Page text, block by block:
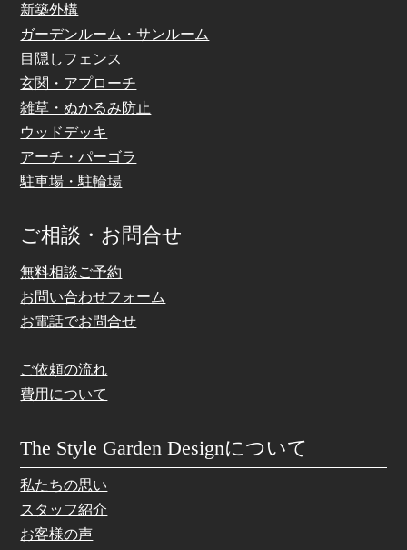
新築外構
ガーデンルーム・サンルーム
目隠しフェンス
玄関・アプローチ
雑草・ぬかるみ防止
ウッドデッキ
アーチ・パーゴラ
駐車場・駐輪場
ご相談・お問合せ
無料相談ご予約
お問い合わせフォーム
お電話でお問合せ
ご依頼の流れ
費用について
The Style Garden Designについて
私たちの思い
スタッフ紹介
お客様の声